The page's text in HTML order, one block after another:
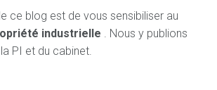
ce blog est de vous sensibiliser au
industrielle . Nous y publions
PI et du cabinet.